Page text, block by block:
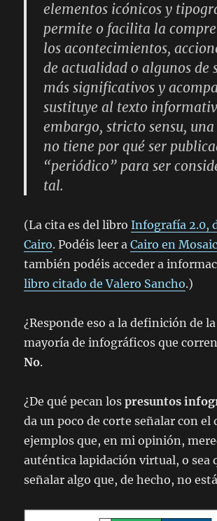
elementos icónicos y
permite o facilita la
los acontecimientos,
de actualidad o algunos de
más significativos y
sustituye al texto
embargo, stricto sensu,
no tiene por qué ser
“periódico” para ser
tal.
(La cita es del libroInfografía 2.0,
Cairo. Podéis leer aCairo en Mosaic
también podéis acceder a
libro citado de Valero Sancho.)
¿Responde eso a la definición de
mayoría de infográficos que
No.
¿De qué pecan lospresuntos
da un poco de corte señalar con el
ejemplos que, en mi opinión,
auténtica lapidación virtual, o sea
señalar algo que, de hecho, no